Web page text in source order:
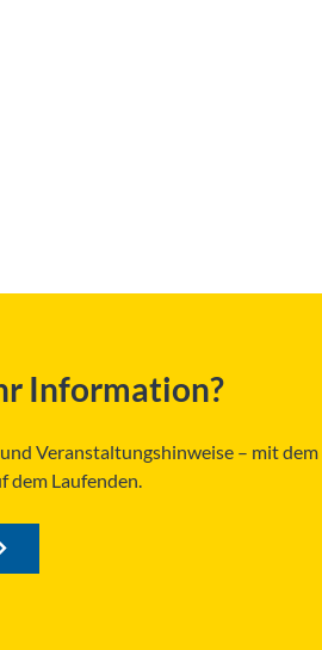
Information?
Veranstaltungshinweise – mit dem
dem Laufenden.